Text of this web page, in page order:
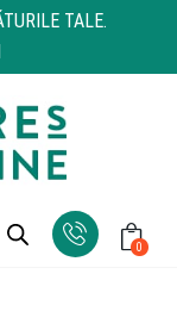
TALE.
0